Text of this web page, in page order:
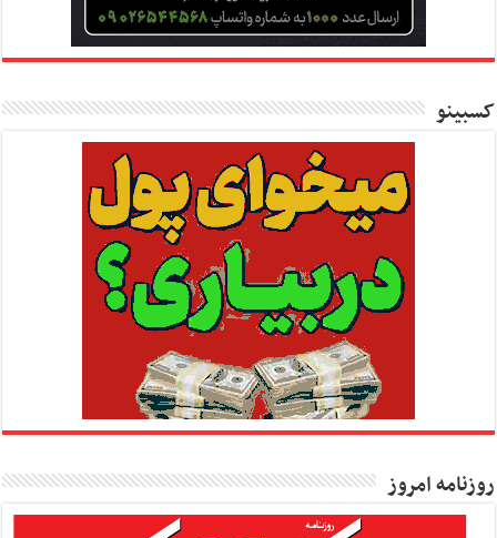
کسبینو
روزنامه امروز